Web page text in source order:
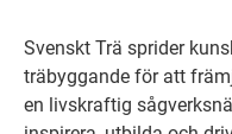
Svenskt Trä sprider
träbyggande för att
en livskraftig